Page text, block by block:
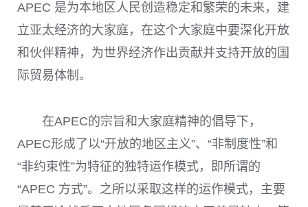
APEC 是为本地区人民创造稳定和繁荣的未来，建
立亚太经济的大家庭，在这个大家庭中要深化开放
和伙伴精神，为世界经济作出贡献并支持开放的国
际贸易体制。
在APEC的宗旨和大家庭精神的倡导下，
APEC形成了以“开放的地区主义”、“非制度性”和
“非约束性”为特征的独特运作模式，即所谓的
“APEC 方式”。之所以采取这样的运作模式，主要